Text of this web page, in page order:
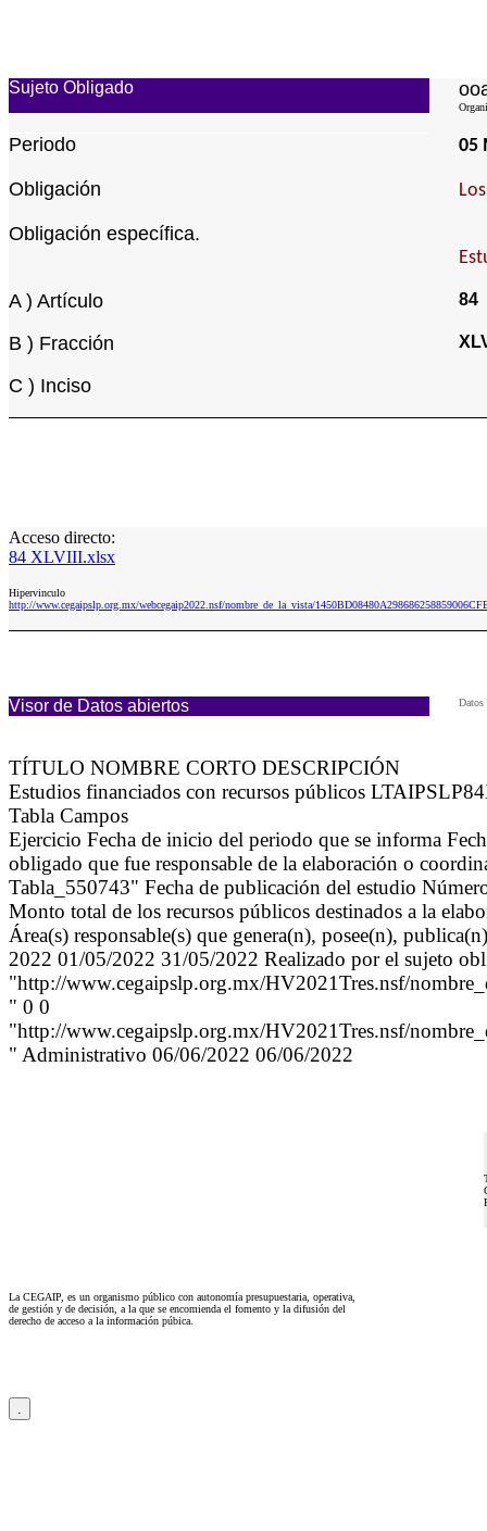
Sujeto Obligado
Periodo 05
Obligación
Obligación específica.
A ) Artículo 84
B ) Fracción
C ) Inciso
Acceso directo:
84 XLVIII.xlsx
Hipervinculo
http://www.cegaipslp.org.mx/webcegaip2022.nsf/nombre_de_la_vista/
Visor de Datos abiertos Datos
TÍTULO NOMBRE CORTO DESCRIPCIÓN
Estudios financiados con recursos públicos
Tabla Campos
Ejercicio Fecha de inicio del periodo que se informa
obligado que fue responsable de la elaboración o
Tabla_550743" Fecha de publicación del estudio
Monto total de los recursos públicos destinados a la
Área(s) responsable(s) que genera(n), posee(n),
2022 01/05/2022 31/05/2022 Realizado por el sujeto
"http://www.cegaipslp.org.mx/HV2021Tres.nsf/
" 0 0
"http://www.cegaipslp.org.mx/HV2021Tres.nsf/
" Administrativo 06/06/2022 06/06/2022
La CEGAIP, es un organismo público con autonomía presupuestaria, operativa,
de gestión y de decisión, a la que se encomienda el fomento y la difusión del
derecho de acceso a la información púbica.